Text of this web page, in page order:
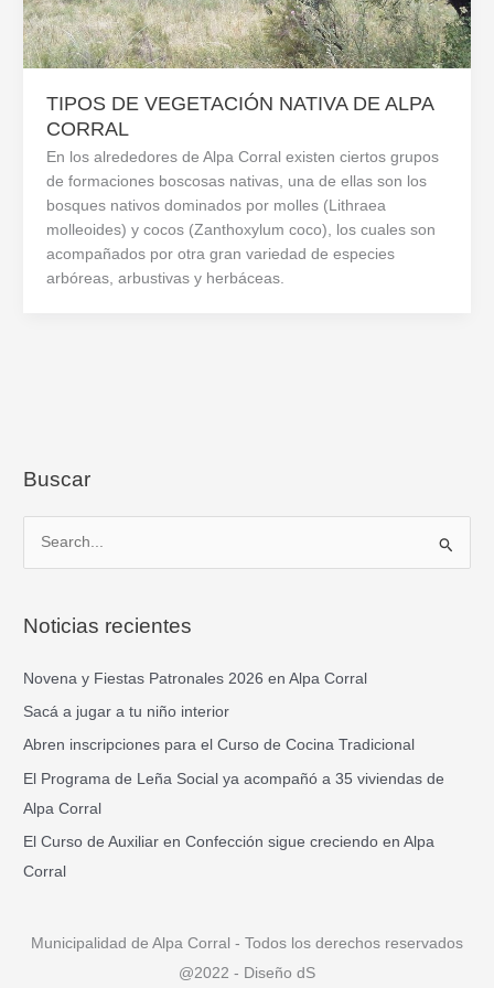
TIPOS DE VEGETACIÓN NATIVA DE ALPA
CORRAL
En los alrededores de Alpa Corral existen ciertos grupos
de formaciones boscosas nativas, una de ellas son los
bosques nativos dominados por molles (Lithraea
molleoides) y cocos (Zanthoxylum coco), los cuales son
acompañados por otra gran variedad de especies
arbóreas, arbustivas y herbáceas.
Buscar
c
r
:
Noticias recientes
Novena y Fiestas Patronales 2026 en Alpa Corral
Sacá a jugar a tu niño interior
Abren inscripciones para el Curso de Cocina Tradicional
El Programa de Leña Social ya acompañó a 35 viviendas de
Alpa Corral
El Curso de Auxiliar en Confección sigue creciendo en Alpa
Corral
Municipalidad de Alpa Corral - Todos los derechos reservados
@2022 - Diseño dS